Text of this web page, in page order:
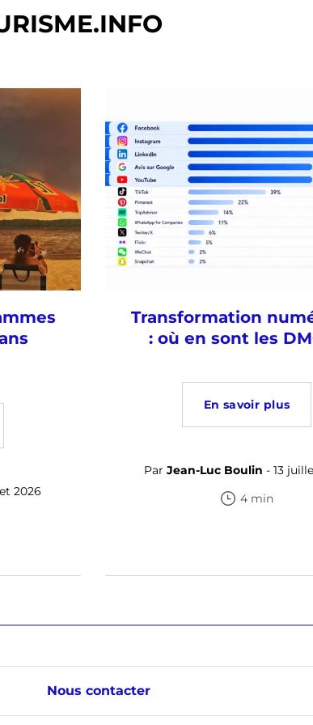
2026
Transformation
: où en sont les
En savoir plus
Par Jean-Luc Boulin - 13
4 min
Nous contacter